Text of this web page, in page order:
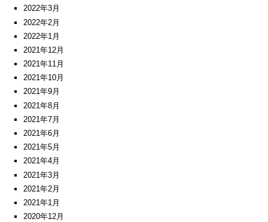
2022年3月
2022年2月
2022年1月
2021年12月
2021年11月
2021年10月
2021年9月
2021年8月
2021年7月
2021年6月
2021年5月
2021年4月
2021年3月
2021年2月
2021年1月
2020年12月